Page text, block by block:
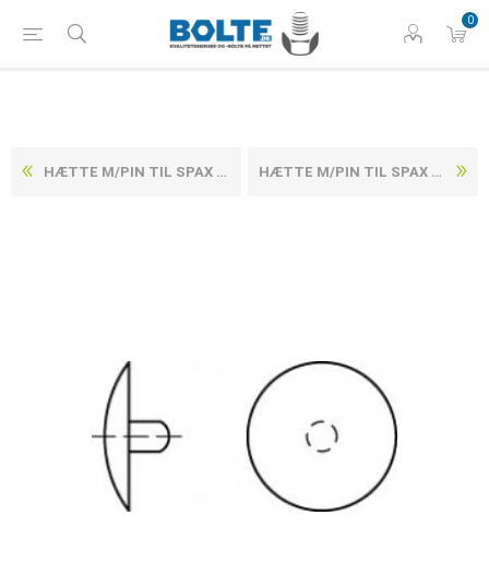
0
HÆTTE M/PIN TIL SPAX UNDERSÆNKET SKRUER PLASTIK HVID 2,5 X 15 (1000 STK) HÆTTE M/PIN TIL SPAX UNDERSÆNKET SKRUER PLASTIK LYSEBRUN 2,5 X 15 (1000 STK)